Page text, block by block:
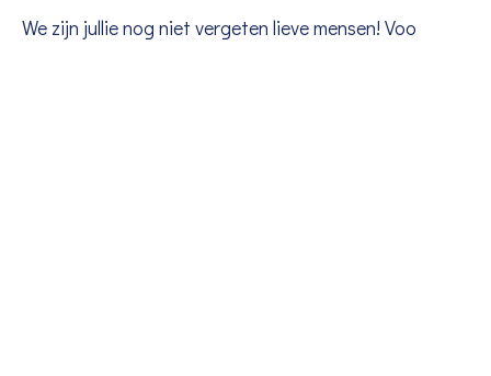
We zijn jullie nog niet vergeten lieve mensen! Voo